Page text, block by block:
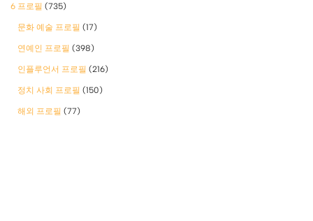
6 프로필 (735)
문화 예술 프로필 (17)
연예인 프로필 (398)
인플루언서 프로필 (216)
정치 사회 프로필 (150)
해외 프로필 (77)